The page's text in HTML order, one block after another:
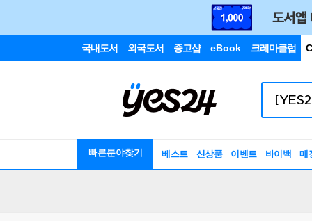
국내도서 외국도서 중고샵 eBook 크레마클럽
빠른분야찾기 베스트 신상품 이벤트 바이백 매